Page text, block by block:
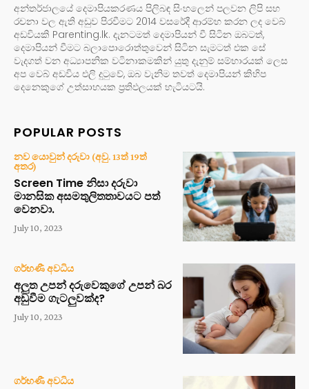
අන්තර්ජාලයේ දෙමාපියකරණය පිලිබඳ සිංහලෙන් පලවන ලිපි සහ
රචනා වල ඇති අඩුව පිරවීමට 2014 වසරේදී ආරම්භ කරන ලද වෙබ්
අඩවියකි Parenting.lk. දැනටමත් දෙමාපියන් වී සිටින ඔබටත්,
දෙමාපියන් වීමට බලාපොරොත්තුවෙන් සිටින සැමටත් එක සේ
වැදගත් වන අධ්‍යාපනික වටිනාකමකින් යුතු දැනුම් සම්භාරයක් ලෙස
අප වෙබ් අඩවිය එලි දුටුවේ, ඔබ වැනිම තවත් දෙමාපියන් කිහිප
දෙනෙකුගේ උත්සාහයක ප්‍රතිඵලයක් හැටියටයි.
POPULAR POSTS
නව යොවුන් දරුවා (අවු. 13ත් 19ත්
අතර)
Screen Time නිසා දරුවා
මානසික අසමතුලිතතාවයට පත්
වෙනවා.
July 10, 2023
ගර්භණී අවධිය
අලුත උපන් දරුවෙකුගේ උපන් බර
අඩුවීම ගැටලුවක්ද?
July 10, 2023
ගර්භණී අවධිය